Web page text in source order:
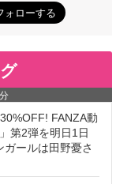
FANZA動
第2弾を明日1日
ールは田野憂さ